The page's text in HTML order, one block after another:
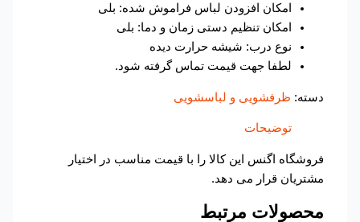
امکان افزودن لباس فراموش شده: بلی
امکان تنظیم دستی زمان و دما: بلی
نوع درب: شیشه حرارت دیده
لطفا جهت قیمت تماس گرفته شود.
ظرفشویی و لباسشویی
توضیحات
فروشگاه اگنس این کالا را با قیمت مناسب در اختیار
مشتریان قرار می دهد.
محصولات مرتبط